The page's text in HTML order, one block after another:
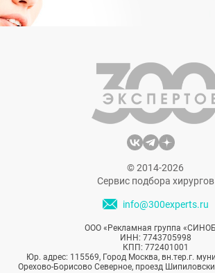
© 2014-2026
Сервис подбора хирургов
info@300experts.ru
ООО «Рекламная группа
ИНН: 7743705998
КПП: 772401001
Юр. адрес: 115569, Город Москва, вн.тер.г.
Орехово-Борисово Северное, проезд